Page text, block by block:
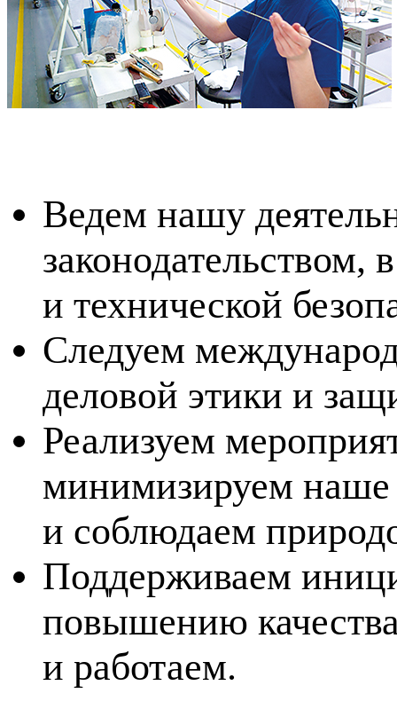
Ведем нашу
и технической
Следуем
деловой этики и
Реализуем
минимизируем наше
и соблюдаем
Поддерживаем
повышению
и работаем.